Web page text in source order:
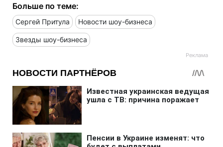
Больше по теме:
Сергей Притула Новости шоу-бизнеса
Звезды шоу-бизнеса